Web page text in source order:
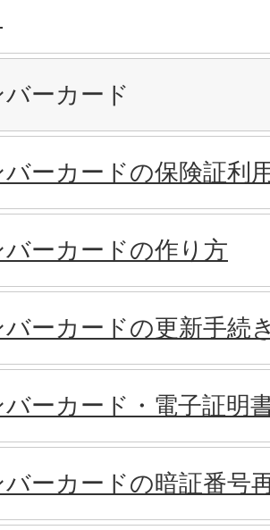
ーカード
ーカードの保険証利
ーカードの作り方
ーカードの更新手続
ーカード・電子証明
ーカードの暗証番号